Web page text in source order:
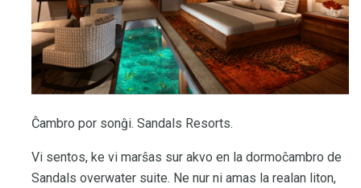
Ĉambro por sonĝi. Sandals Resorts.
Vi sentos, ke vi marŝas sur akvo en la dormoĉambro de
Sandals overwater suite. Ne nur ni amas la realan liton,